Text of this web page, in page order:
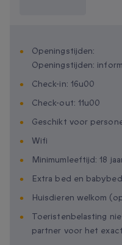
Openingstijden:
Openingstijden:
Check-in: 16u00
Check-out: 11u00
Geschikt voor
Wifi
Minimumleeftijd: 18
Extra bed en
Huisdieren welkom
Toeristenbelasting
partner voor het